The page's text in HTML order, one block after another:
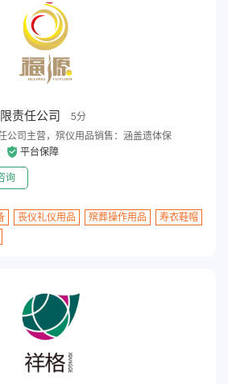
责任公司
5分
公司主营，殡仪用品销售‌：涵盖遗体保
平台保障
询
丧仪礼仪用品 殡葬操作用品
寿衣鞋帽